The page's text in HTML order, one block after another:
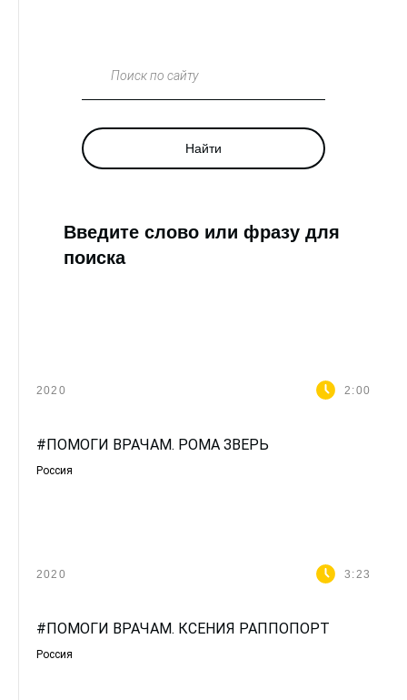
Поиск по сайту
Найти
Введите слово или фразу для
поиска
2020 2:00
#ПОМОГИ ВРАЧАМ. РОМА ЗВЕРЬ
Россия
2020 3:23
#ПОМОГИ ВРАЧАМ. КСЕНИЯ РАППОПОРТ
Россия